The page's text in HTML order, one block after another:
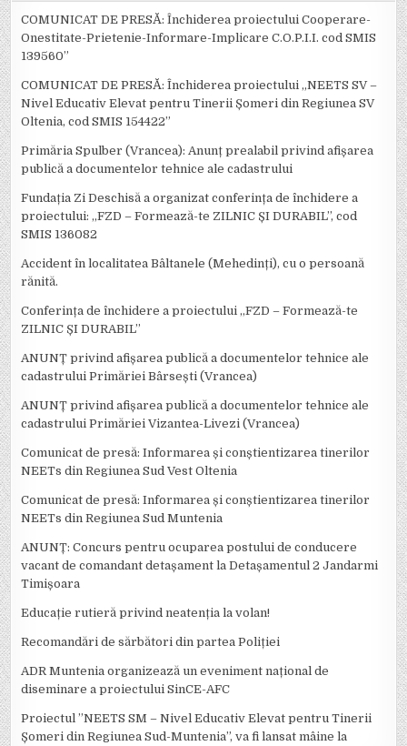
COMUNICAT DE PRESĂ: Închiderea proiectului Cooperare-
Onestitate-Prietenie-Informare-Implicare C.O.P.I.I. cod SMIS
139560”
COMUNICAT DE PRESĂ: Închiderea proiectului „NEETS SV –
Nivel Educativ Elevat pentru Tinerii Șomeri din Regiunea SV
Oltenia, cod SMIS 154422”
Primăria Spulber (Vrancea): Anunț prealabil privind afișarea
publică a documentelor tehnice ale cadastrului
Fundația Zi Deschisă a organizat conferința de închidere a
proiectului: ,,FZD – Formează-te ZILNIC ȘI DURABIL’’, cod
SMIS 136082
Accident în localitatea Bâltanele (Mehedinți), cu o persoană
rănită.
Conferința de închidere a proiectului ,,FZD – Formează-te
ZILNIC ȘI DURABIL’’
ANUNȚ privind afișarea publică a documentelor tehnice ale
cadastrului Primăriei Bârsești (Vrancea)
ANUNȚ privind afișarea publică a documentelor tehnice ale
cadastrului Primăriei Vizantea-Livezi (Vrancea)
Comunicat de presă: Informarea și conștientizarea tinerilor
NEETs din Regiunea Sud Vest Oltenia
Comunicat de presă: Informarea și conștientizarea tinerilor
NEETs din Regiunea Sud Muntenia
ANUNȚ: Concurs pentru ocuparea postului de conducere
vacant de comandant detașament la Detașamentul 2 Jandarmi
Timișoara
Educație rutieră privind neatenția la volan!
Recomandări de sărbători din partea Poliției
ADR Muntenia organizează un eveniment național de
diseminare a proiectului SinCE-AFC
Proiectul ”NEETS SM – Nivel Educativ Elevat pentru Tinerii
Șomeri din Regiunea Sud-Muntenia”, va fi lansat mâine la